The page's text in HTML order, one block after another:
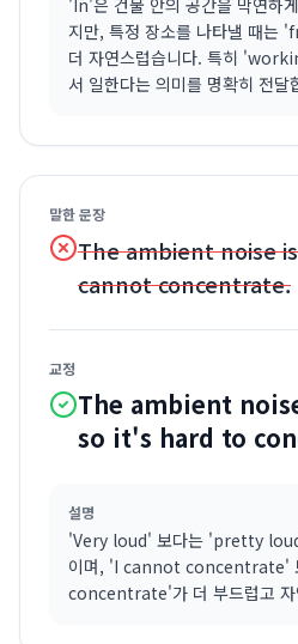
'In'은 건물 안의 공간을 막연하
지만, 특정 장소를 나타낼 때는
더 자연스럽습니다. 특히
서 일한다는 의미를 명확히 전달
말한 문장
The ambient noise
cannot concentrate.
교정
The ambient
so it's hard to
설명
'Very loud' 보다는 'pretty
이며, 'I cannot concentrate'
concentrate'가 더 부드럽고 자